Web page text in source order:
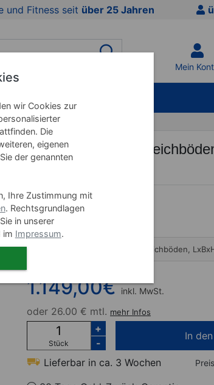
und Fitness seit über 25 Jahren
Mein
Mattenwagen für
300x65x180 cm
Art-Nr. 21983
Varianten
1.149,00€ inkl. MwSt.
oder 26.00 € mtl. mehr Infos
Stück
+
-
In
Lieferbar in ca. 3 Wochen
wir Cookies zur
Die
eigenen
der genannten
Ihre Zustimmung mit
. Rechtsgrundlagen
in unserer
im Impressum.